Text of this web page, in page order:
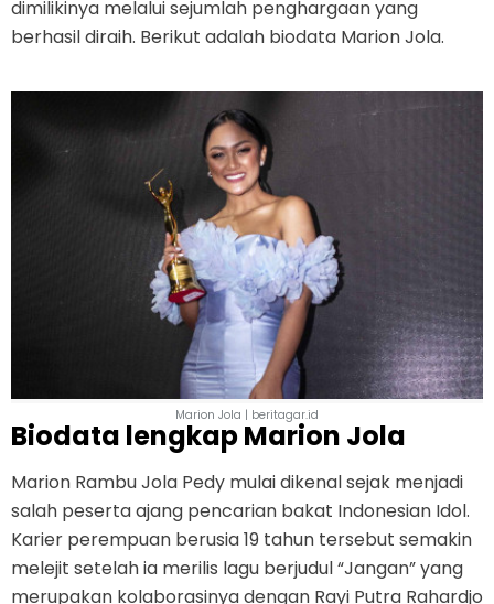
dimilikinya melalui sejumlah penghargaan yang
berhasil diraih. Berikut adalah biodata Marion Jola.
Marion Jola | beritagar.id
Biodata lengkap Marion Jola
Marion Rambu Jola Pedy mulai dikenal sejak menjadi
salah peserta ajang pencarian bakat Indonesian Idol.
Karier perempuan berusia 19 tahun tersebut semakin
melejit setelah ia merilis lagu berjudul “Jangan” yang
merupakan kolaborasinya dengan Rayi Putra Rahardjo